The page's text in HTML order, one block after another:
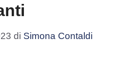
di Simona Contaldi